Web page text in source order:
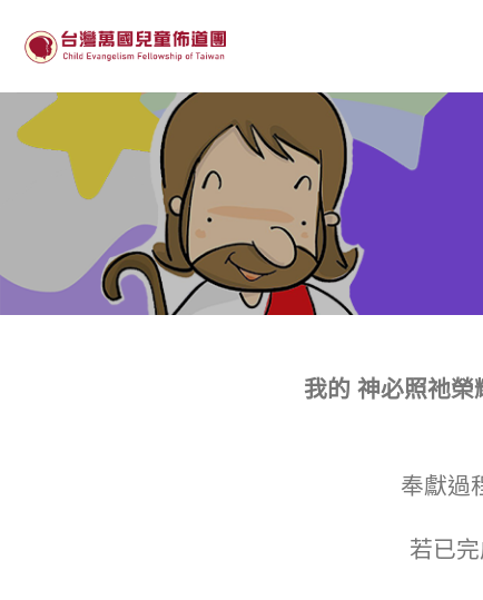
content
我的 神必照祂
奉獻過
若已